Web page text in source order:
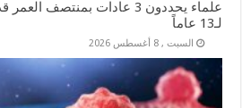
علماء يحددون 3 عادات بمنتصف
لـ13 عاماً
السبت , 8 أغسطس 2026